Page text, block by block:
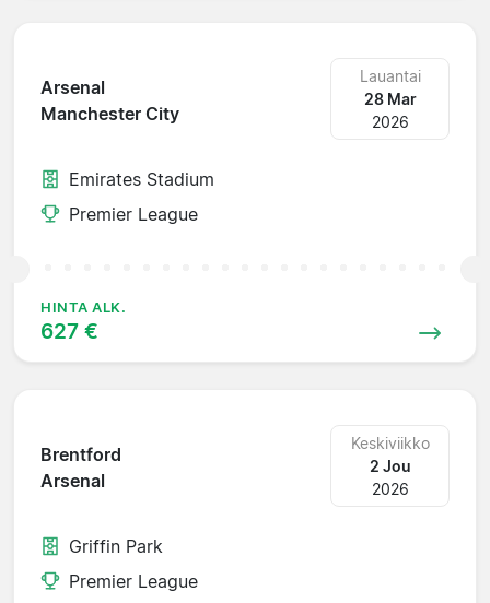
Arsenal
Manchester City
Lauantai
28 Mar
2026
Emirates Stadium
Premier League
HINTA ALK.
627 €
Brentford
Arsenal
Keskiviikko
2 Jou
2026
Griffin Park
Premier League